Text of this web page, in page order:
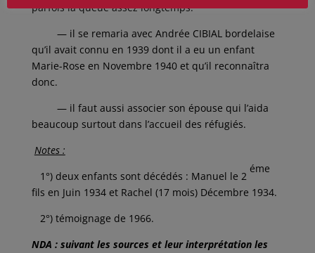
parfois la queue assez longtemps.
— il se remaria avec Andrée CIBIAL bordelaise
qu’il avait connu en 1939 dont il a eu un enfant
Marie-Rose en Novembre 1940 et qu’il reconnaîtra
donc.
— il faut aussi associer son épouse qui l’aida
beaucoup surtout dans l’accueil des réfugiés.
Notes :
1°) deux enfants sont décédés : Manuel le 2
éme
fils en Juin 1934 et Rachel (17 mois) Décembre 1934.
2°) témoignage de 1966.
NDA : suivant les sources et leur interprétation les